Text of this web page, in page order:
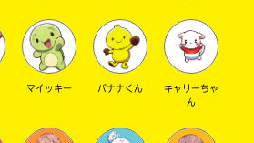
マイッキー バナナくん
キャリーちゃ
ん